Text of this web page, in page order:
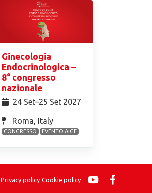
Ginecologia
Endocrinologica –
8° congresso
nazionale
24 Set⁠–25 Set 2027
Roma, Italy
CONGRESSO EVENTO AIGE
Privacy policy Cookie policy